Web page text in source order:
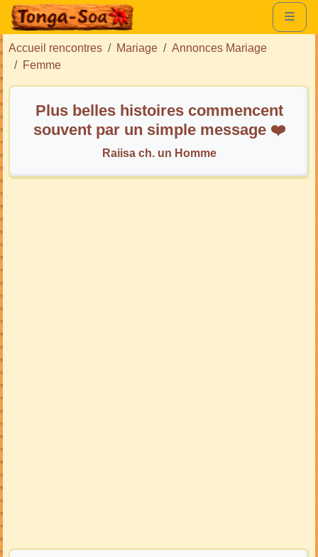
Accueil rencontres Mariage
Annonces Mariage
Femme
Plus belles histoires commencent
souvent par un simple message ❤️
Raiisa ch. un Homme